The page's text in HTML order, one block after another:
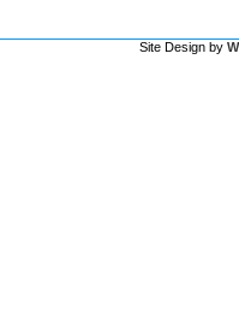
Site Design by